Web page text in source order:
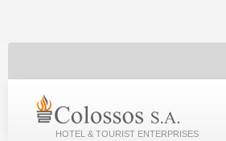
HOTEL & TOURIST ENTERPRISES